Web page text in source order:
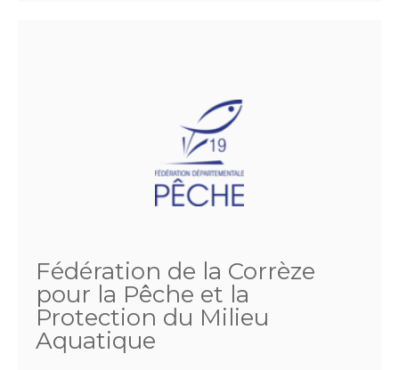
Fédération de la Corrèze
pour la Pêche et la
Protection du Milieu
Aquatique